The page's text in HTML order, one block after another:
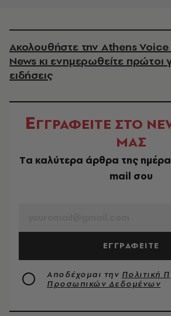
Ακολουθήστε την Athens
News κι ενημερωθείτε πρώτοι
ειδήσεις
ΕΓΓΡΑΦΕΙΤΕ ΣΤΟ
ΜΑΣ
Tα καλύτερα άρθρα της
mail σου
ΕΓΓΡΑΦΕΙΤΕ
Αποδέχομαι την Πολιτική
Προσωπικών Δεδομένων